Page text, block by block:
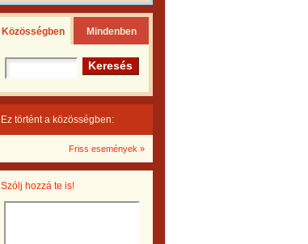
Közösségben Mindenben
Ez történt a közösségben:
Friss események »
Szólj hozzá te is!